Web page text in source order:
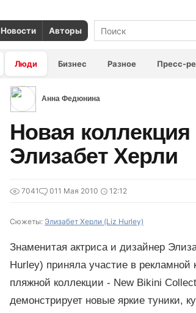
Новости Авторы
Люди Бизнес Разное Пресс-
Анна Федюнина
Новая
Элизабет Херли
7041 011 Мая 2010 12:12
Сюжеты: Элизабет Херли (Liz Hurley)
Знаменитая актриса и дизайнер
Hurley) приняла участие в рекламной
пляжной коллекции - New Bikini
демонстрирует новые яркие туники,